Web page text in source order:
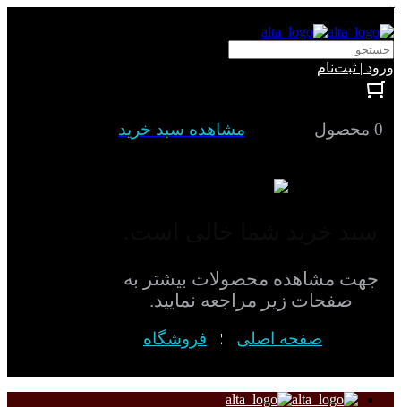
ورود | ثبت‌نام
0 محصول مشاهده سبد خرید
جهت مشاهده محصولات بیشتر به
صفحات زیر مراجعه نمایید.
صفحه اصلی فروشگاه